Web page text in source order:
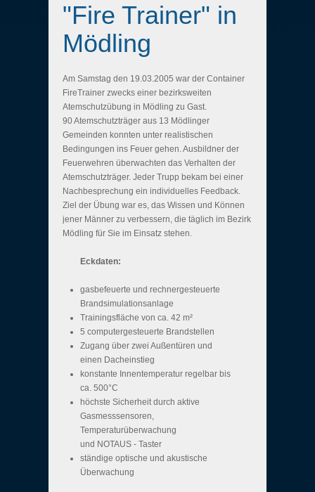
"Fire Trainer" in
Mödling
Am Samstag den 19.03.2005 war der Container
FireTrainer zwecks einer bezirksweiten
Atemschutzübung in Mödling zu Gast.
90 Atemschutzträger aus 13 Mödlinger
Gemeinden konnten unter realistischen
Bedingungen ins Feuer gehen. Ausbildner der
Feuerwehren überwachten das Verhalten der
Atemschutzträger. Jeder Trupp bekam bei einer
Nachbesprechung ein individuelles Feedback.
Ziel der Übung war es, das Wissen und Können
jener Männer zu verbessern, die täglich im Bezirk
Mödling für Sie im Einsatz stehen.
Eckdaten:
gasbefeuerte und rechnergesteuerte
Brandsimulationsanlage
Trainingsfläche von ca. 42 m²
5 computergesteuerte Brandstellen
Zugang über zwei Außentüren und
einen Dacheinstieg
konstante Innentemperatur regelbar bis
ca. 500°C
höchste Sicherheit durch aktive
Gasmesssensoren,
Temperaturüberwachung
und NOTAUS - Taster
ständige optische und akustische
Überwachung